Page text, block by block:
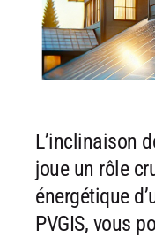
L’inclinaison
joue un rôle
énergétique
PVGIS, vous